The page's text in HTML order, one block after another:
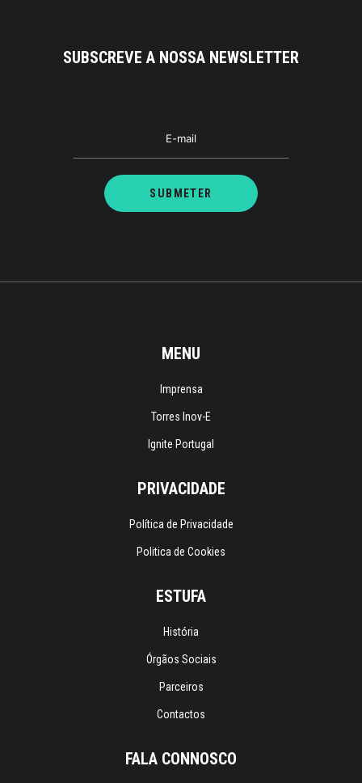
SUBSCREVE A NOSSA NEWSLETTER
MENU
Imprensa
Torres Inov-E
Ignite Portugal
PRIVACIDADE
Política de Privacidade
Politica de Cookies
ESTUFA
História
Órgãos Sociais
Parceiros
Contactos
FALA CONNOSCO